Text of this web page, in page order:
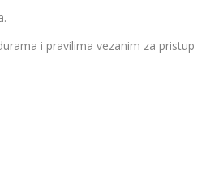
i pravilima vezanim za pristup